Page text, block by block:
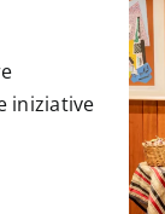
iniziative